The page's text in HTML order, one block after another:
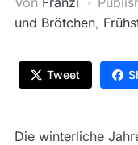
und Brötchen,
Tweet
Die winterliche